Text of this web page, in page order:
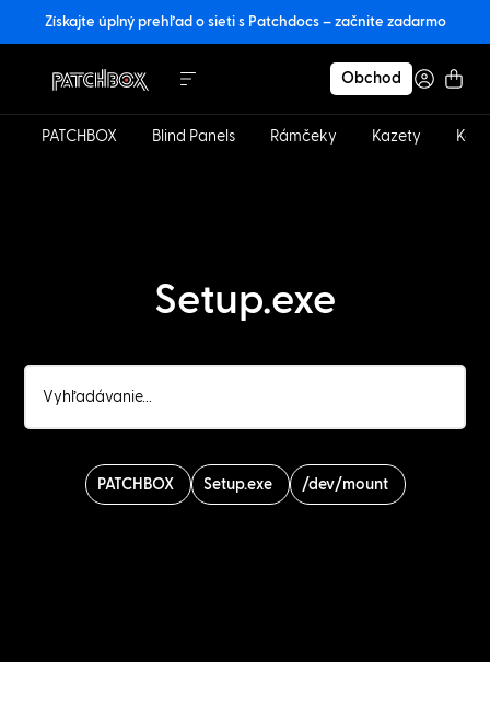
Získajte úplný prehľad o sieti s Patchdocs – začnite zadarmo
Obchod
PATCHBOX Blind Panels Rámčeky Kazety
Setup.exe
PATCHBOX Setup.exe /dev/mount